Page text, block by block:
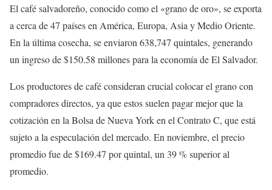
El café salvadoreño, conocido como el «grano de oro», se exporta
a cerca de 47 países en América, Europa, Asia y Medio Oriente.
En la última cosecha, se enviaron 638,747 quintales, generando
un ingreso de $150.58 millones para la economía de El Salvador.
Los productores de café consideran crucial colocar el grano con
compradores directos, ya que estos suelen pagar mejor que la
cotización en la Bolsa de Nueva York en el Contrato C, que está
sujeto a la especulación del mercado. En noviembre, el precio
promedio fue de $169.47 por quintal, un 39 % superior al
promedio.